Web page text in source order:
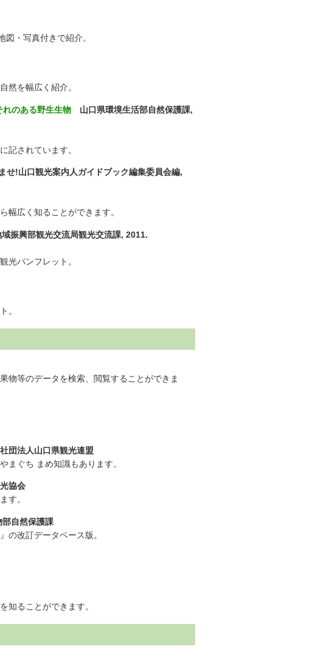
・写真付きで紹介。
然を幅広く紹介。
れのある野生生物 山口県環境生活部自然保護課,
記されています。
せ!山口観光案内人ガイドブック編集委員会編,
幅広く知ることができます。
振興部観光交流局観光交流課, 2011.
光パンフレット。
。
物等のデータを検索、閲覧することができま
団法人山口県観光連盟
まぐち まめ知識もあります。
協会
す。
自然保護課
の改訂データベース版。
知ることができます。